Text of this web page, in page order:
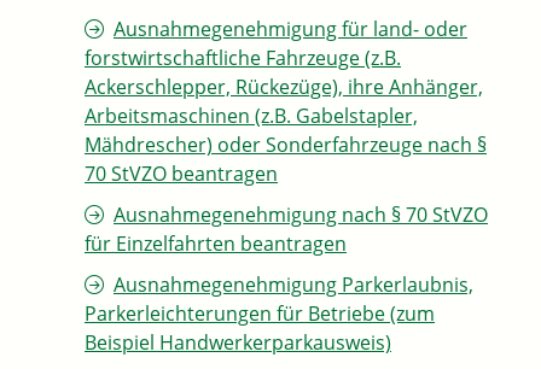
Ausnahmegenehmigung für land- oder
forstwirtschaftliche Fahrzeuge (z.B.
Ackerschlepper, Rückezüge), ihre Anhänger,
Arbeitsmaschinen (z.B. Gabelstapler,
Mähdrescher) oder Sonderfahrzeuge nach §
70 StVZO beantragen
Ausnahmegenehmigung nach § 70 StVZO
für Einzelfahrten beantragen
Ausnahmegenehmigung Parkerlaubnis,
Parkerleichterungen für Betriebe (zum
Beispiel Handwerkerparkausweis)